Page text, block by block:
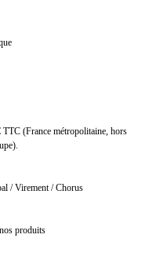
(France métropolitaine, hors
/ Virement / Chorus
produits